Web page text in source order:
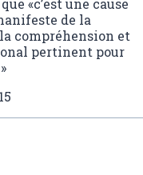
«c’est une cause
de la
compréhension et
pertinent pour